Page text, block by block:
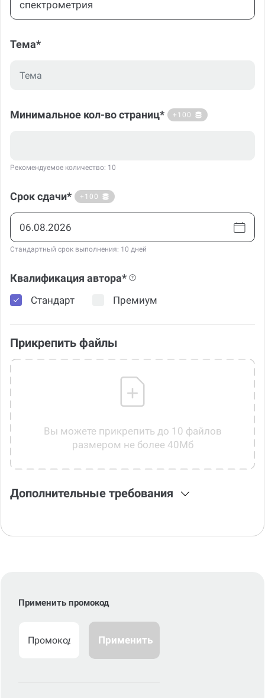
Тема*
Минимальное кол-во страниц* +100
Рекомендуемое количество: 10
Срок сдачи* +100
Стандартный срок выполнения: 10 дней
Квалификация автора*
Стандарт Премиум
Прикрепить файлы
Вы можете прикрепить до 10 файлов
размером не более 40Мб
Дополнительные требования
Применить промокод
Применить